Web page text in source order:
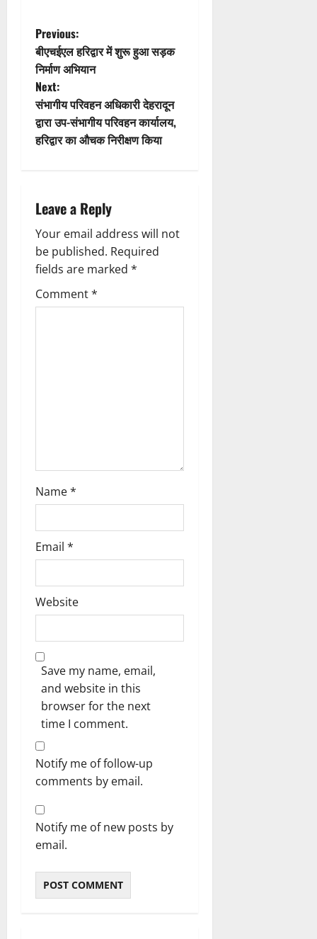
t
i
o
n
P
o
s
t
v
i
g
a
Previous:
बीएचईएल हरिद्वार में शुरू हुआ सड़क
निर्माण अभियान
Next:
संभागीय परिवहन अधिकारी देहरादून
द्वारा उप-संभागीय परिवहन कार्यालय,
हरिद्वार का औचक निरीक्षण किया
Leave a Reply
Your email address will not
be published. Required
fields are marked *
Comment*
Name*
Email *
Website
Save my name, email,
and website in this
browser for the next
time I comment.
Notify me of follow-up
comments by email.
Notify me of new posts by
email.